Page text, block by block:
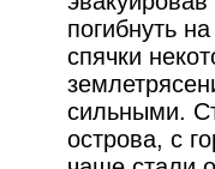
погибнуть
спячки
сильными.
острова, с